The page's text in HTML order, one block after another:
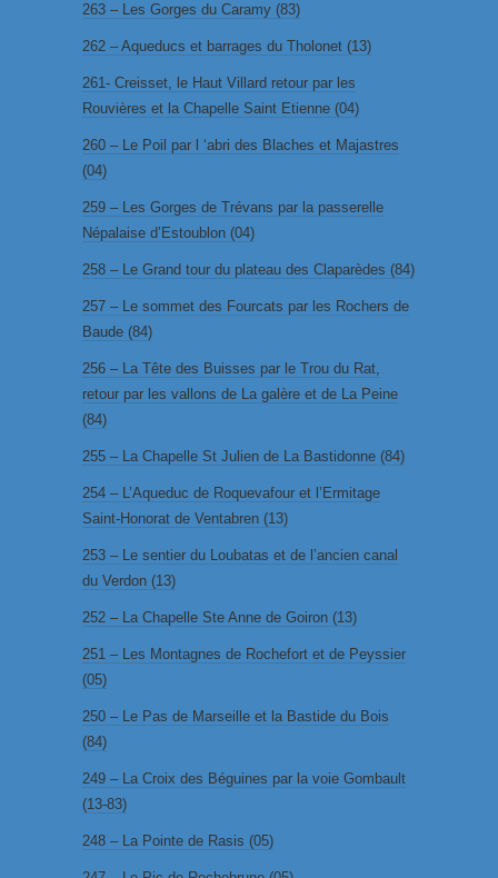
263 – Les Gorges du Caramy (83)
262 – Aqueducs et barrages du Tholonet (13)
261- Creisset, le Haut Villard retour par les
Rouvières et la Chapelle Saint Etienne (04)
260 – Le Poil par l ‘abri des Blaches et Majastres
(04)
259 – Les Gorges de Trévans par la passerelle
Népalaise d’Estoublon (04)
258 – Le Grand tour du plateau des Claparèdes (84)
257 – Le sommet des Fourcats par les Rochers de
Baude (84)
256 – La Tête des Buisses par le Trou du Rat,
retour par les vallons de La galère et de La Peine
(84)
255 – La Chapelle St Julien de La Bastidonne (84)
254 – L’Aqueduc de Roquevafour et l’Ermitage
Saint-Honorat de Ventabren (13)
253 – Le sentier du Loubatas et de l’ancien canal
du Verdon (13)
252 – La Chapelle Ste Anne de Goiron (13)
251 – Les Montagnes de Rochefort et de Peyssier
(05)
250 – Le Pas de Marseille et la Bastide du Bois
(84)
249 – La Croix des Béguines par la voie Gombault
(13-83)
248 – La Pointe de Rasis (05)